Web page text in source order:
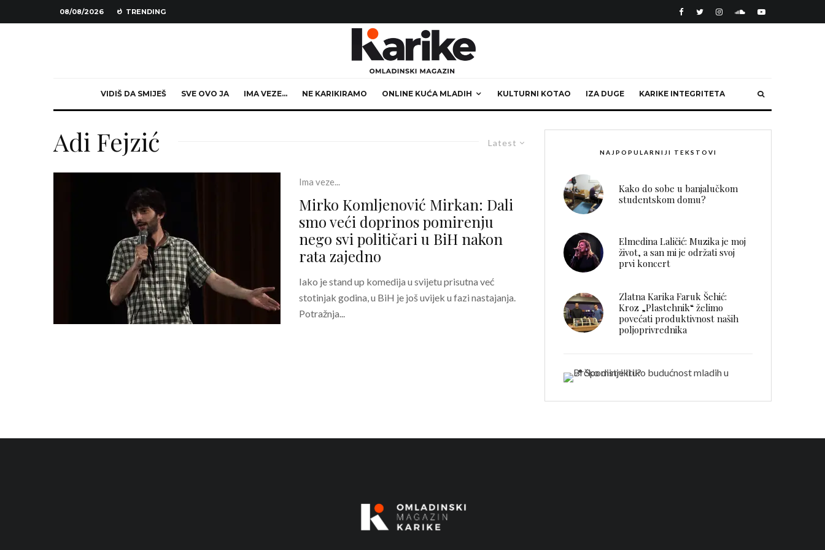
08/08/2026 TRENDING
VIDIŠ DA SMIJEŠ SVE OVO JA IMA VEZE… NE KARIKIRAMO ONLINE KUĆA MLADIH KULTURNI KOTAO IZA DUGE KARIKE INTEGRITETA
Latest
Adi Fejzić
Ima veze...
Mirko Komljenović Mirkan: Dali
smo veći doprinos pomirenju
nego svi političari u BiH nakon
rata zajedno
Iako je stand up komedija u svijetu prisutna već
stotinjak godina, u BiH je još uvijek u fazi nastajanja.
Potražnja...
NAJPOPULARNIJI TEKSTOVI
Kako do sobe u banjalučkom
studentskom domu?
Elmedina Laličić: Muzika je moj
život, a san mi je održati svoj
prvi koncert
Zlatna Karika Faruk Šehić:
Kroz „Plastehnik“ želimo
povećati produktivnost naših
poljoprivrednika